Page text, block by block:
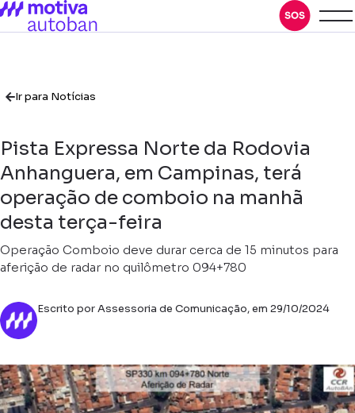
Ir para Notícias
Pista Expressa Norte da Rodovia
Anhanguera, em Campinas, terá
operação de comboio na manhã
desta terça-feira
Operação Comboio deve durar cerca de 15 minutos para
aferição de radar no quilômetro 094+780
Escrito por Assessoria de Comunicação, em 29/10/2024